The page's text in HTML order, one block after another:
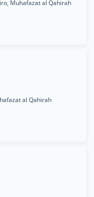
Muhafazat al Qahirah
al Qahirah